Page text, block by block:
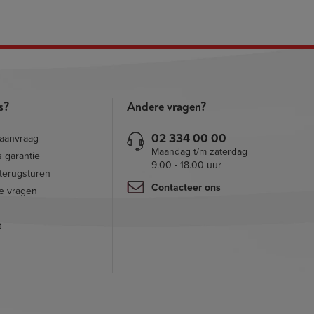
garantie
vragen
Andere vragen?
02 334 00 00
Maandag t/m zaterdag
9.00 - 18.00 uur
Contacteer ons